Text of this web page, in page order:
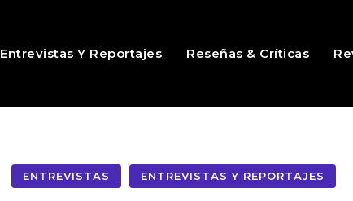
Entrevistas Y Reportajes Reseñas & Críticas
ENTREVISTAS ENTREVISTAS Y REPORTAJES